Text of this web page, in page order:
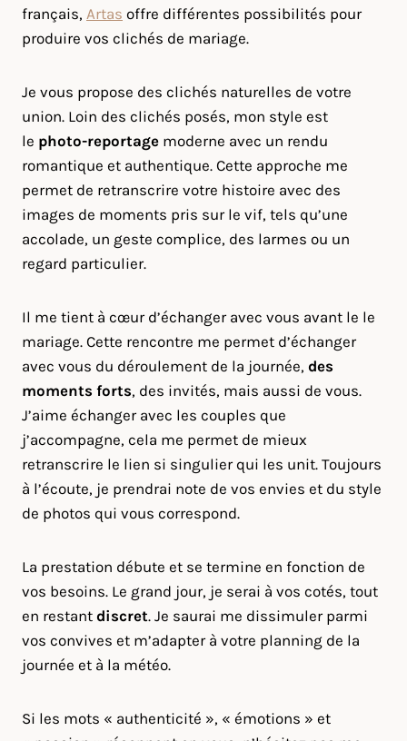
français, Artas offre différentes possibilités pour
produire vos clichés de mariage.
Je vous propose des clichés naturelles de votre
union. Loin des clichés posés, mon style est
le photo-reportage moderne avec un rendu
romantique et authentique. Cette approche me
permet de retranscrire votre histoire avec des
images de moments pris sur le vif, tels qu’une
accolade, un geste complice, des larmes ou un
regard particulier.
Il me tient à cœur d’échanger avec vous avant le le
mariage. Cette rencontre me permet d’échanger
avec vous du déroulement de la journée, des
moments forts, des invités, mais aussi de vous.
J’aime échanger avec les couples que
j’accompagne, cela me permet de mieux
retranscrire le lien si singulier qui les unit. Toujours
à l’écoute, je prendrai note de vos envies et du style
de photos qui vous correspond.
La prestation débute et se termine en fonction de
vos besoins. Le grand jour, je serai à vos cotés, tout
en restant discret. Je saurai me dissimuler parmi
vos convives et m’adapter à votre planning de la
journée et à la météo.
Si les mots « authenticité », « émotions » et